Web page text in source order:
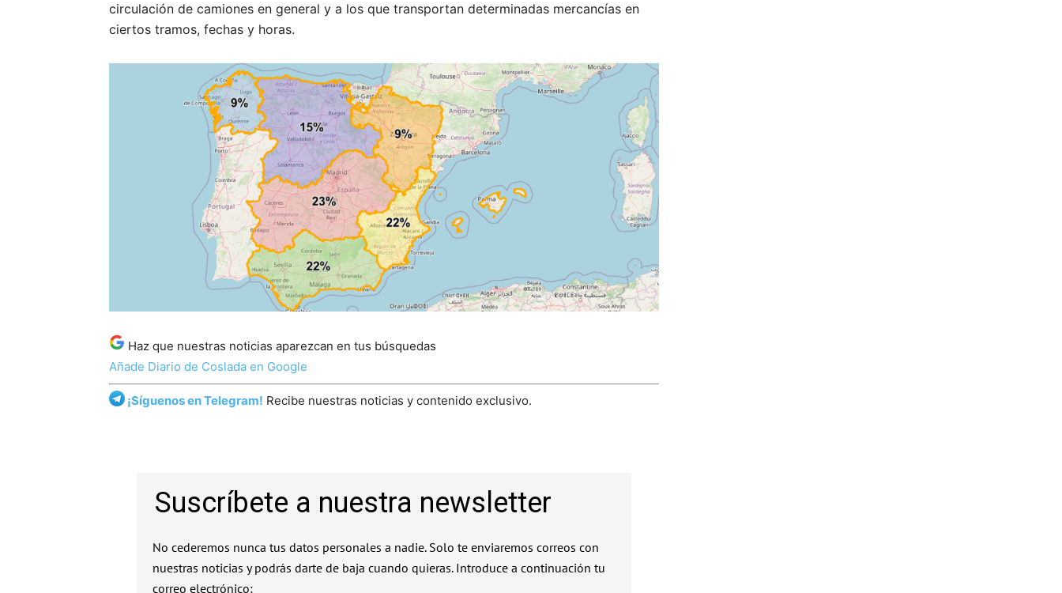
circulación de camiones en general y a los que transportan determinadas mercancías en
ciertos tramos, fechas y horas.
Haz que nuestras noticias aparezcan en tus búsquedas
Añade Diario de Coslada en Google
¡Síguenos en Telegram! Recibe nuestras noticias y contenido exclusivo.
Suscríbete a nuestra newsletter
No cederemos nunca tus datos personales a nadie. Solo te enviaremos correos con
nuestras noticias y podrás darte de baja cuando quieras. Introduce a continuación tu
correo electrónico: